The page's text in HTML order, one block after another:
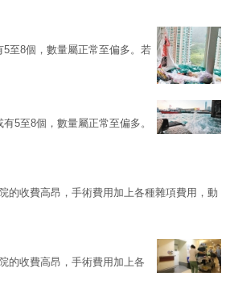
至8個，數量屬正常至偏多。若
5至8個，數量屬正常至偏多。
的收費高昂，手術費用加上各種雜項費用，動
的收費高昂，手術費用加上各